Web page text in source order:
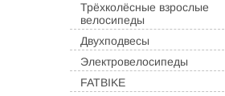
Трёхколёсные взрослые
велосипеды
Двухподвесы
Электровелосипеды
FATBIKE